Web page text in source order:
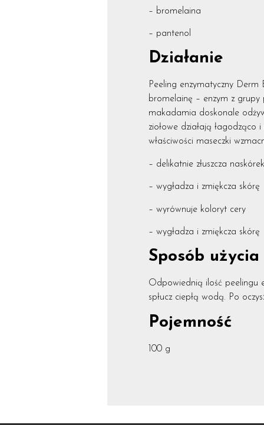
– bromelaina
– pantenol
Działanie
Peeling enzymatyczny
bromelainę – enzym z grupy
makadamia doskonale
ziołowe działają
właściwości maseczki
– delikatnie złuszcza naskórek
– wygładza i zmiękcza skórę
– wyrównuje koloryt cery
– wygładza i zmiękcza skórę
Sposób użycia
Odpowiednią ilość peelingu
spłucz ciepłą wodą. Po
Pojemność
100 g